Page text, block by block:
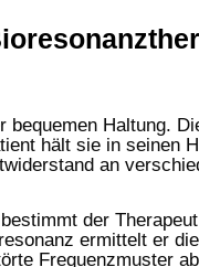
Haltung.
hält sie in seinen
an
der
ermittelt er
Frequenzmuster